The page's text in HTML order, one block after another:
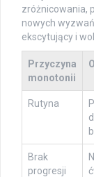
zróżnicowania,
nowych
ekscytujący i
Przyczyna
monotonii
Rutyna
Brak
progresji